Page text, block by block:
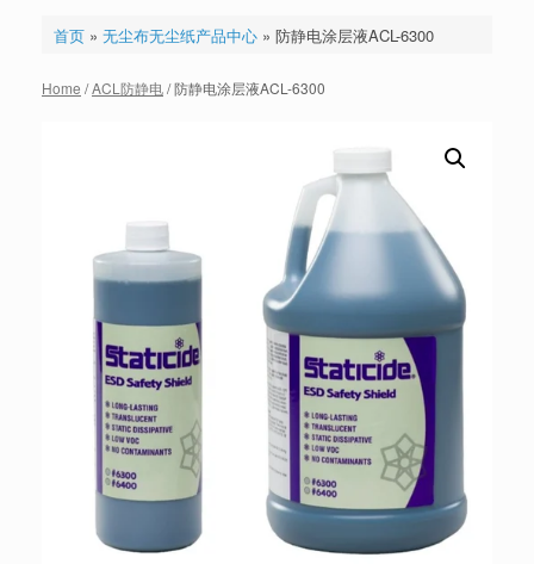
首页» 无尘布无尘纸产品中心» 防静电涂层液ACL-6300
Home /ACL防静电/ 防静电涂层液ACL-6300